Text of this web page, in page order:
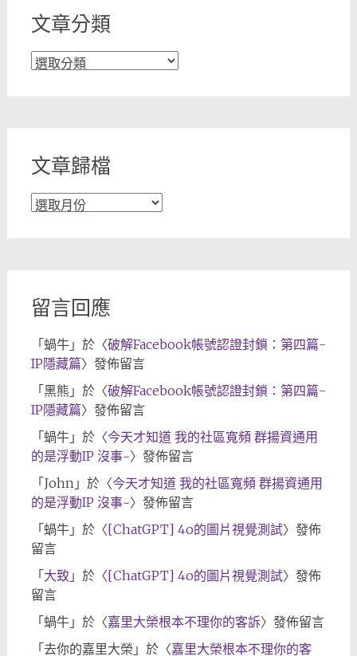
文章分類
文
文章歸檔
文
留言回應
「 蝸牛」於〈破解Facebook帳號認證封鎖：第四篇-
IP隱藏篇〉發佈留言
「 黑熊 」於〈破解Facebook帳號認證封鎖：第四篇-
IP隱藏篇〉發佈留言
「 蝸牛」於〈今天才知道 我的社區寬頻 群揚資通用
的是浮動IP 沒事~〉發佈留言
「 John」於〈今天才知道 我的社區寬頻 群揚資通用
的是浮動IP 沒事~〉發佈留言
「 蝸牛」於〈[ChatGPT] 4o的圖片視覺測試〉發佈
留言
「 大致 」於〈[ChatGPT] 4o的圖片視覺測試〉發佈
留言
「 蝸牛」於〈嘉里大榮根本不理你的客訴〉發佈留言
「 去你的嘉里大榮 」於〈嘉里大榮根本不理你的客